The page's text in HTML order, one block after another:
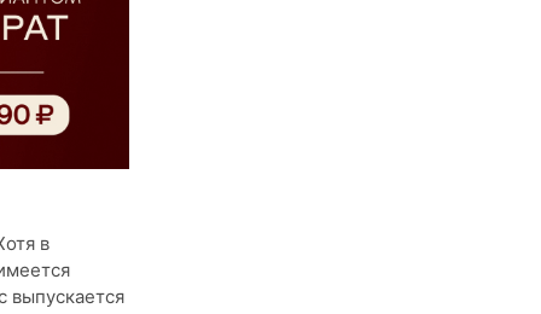
в
выпускается